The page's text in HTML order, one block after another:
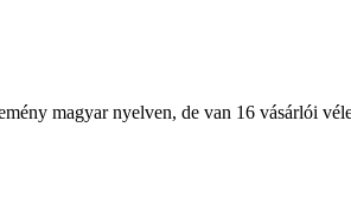
magyar nyelven, de van 16 vásárlói